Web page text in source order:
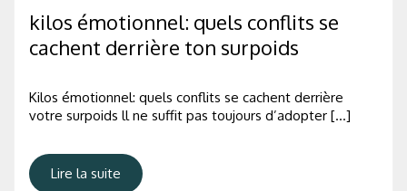
kilos émotionnel: quels conflits se
cachent derrière ton surpoids
Kilos émotionnel: quels conflits se cachent derrière
votre surpoids ll ne suffit pas toujours d’adopter […]
Lire la suite